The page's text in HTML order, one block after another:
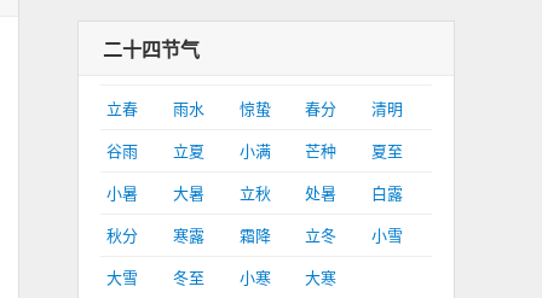
二十四节气
立春 雨水 惊蛰 春分
清明
谷雨
立夏 小满 芒种
夏至
小暑
大暑 立秋 处暑
白露
秋分
寒露 霜降 立冬
小雪
大雪
冬至 小寒 大寒